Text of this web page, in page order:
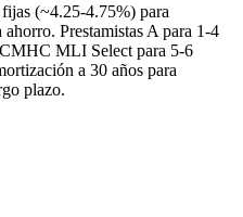
(~4.25-4.75%) para
Prestamistas A para 1-4
MLI Select para 5-6
a 30 años para
plazo.